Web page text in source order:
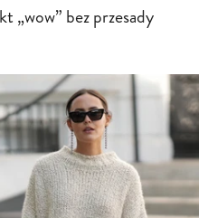
„wow” bez przesady